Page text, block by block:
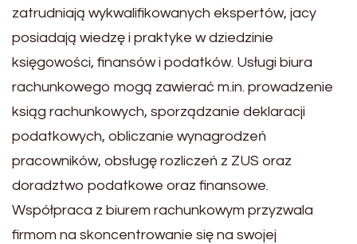
zatrudniają wykwalifikowanych ekspertów, jacy
posiadają wiedzę i praktyke w dziedzinie
księgowości, finansów i podatków. Usługi biura
rachunkowego mogą zawierać m.in. prowadzenie
ksiąg rachunkowych, sporządzanie deklaracji
podatkowych, obliczanie wynagrodzeń
pracowników, obsługę rozliczeń z ZUS oraz
doradztwo podatkowe oraz finansowe.
Współpraca z biurem rachunkowym przyzwala
firmom na skoncentrowanie się na swojej